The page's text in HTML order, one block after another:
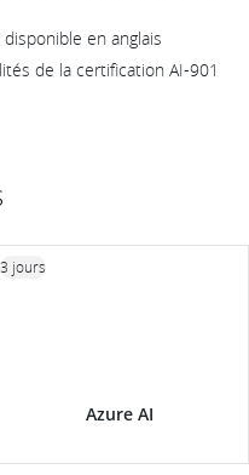
en anglais
de la certification AI-901
Azure AI
3 jours